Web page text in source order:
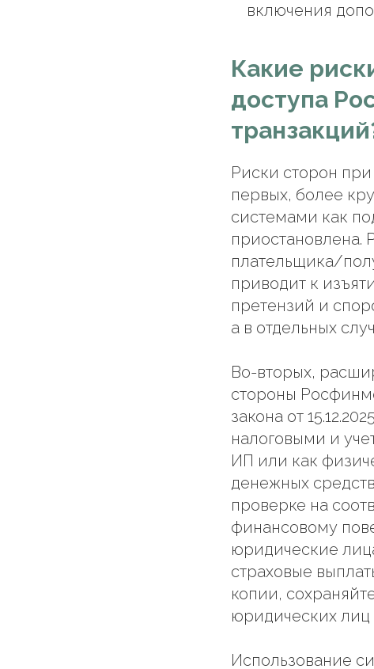
включения
Какие
доступа
Риски сторон
первых, более
системами как
приостановлена.
плательщика/
приводит к
претензий и
а в отдельных
Во-вторых,
стороны
закона от
налоговыми и
ИП или как
денежных
проверке на
финансовому
юридические
страховые
копии,
юридических лиц
Использование